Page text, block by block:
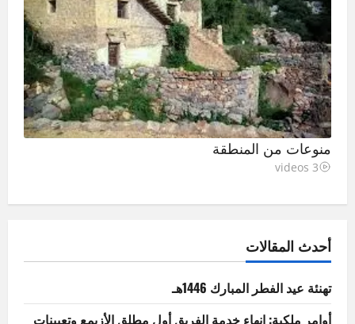
منوعات من المنطقة
3 videos
أحدث المقالات
تهنئة عيد الفطر المبارك 1446هـ
أوامر ملكية: إنهاء خدمة الفريق أول مطلق الأزيمع وتعيينات